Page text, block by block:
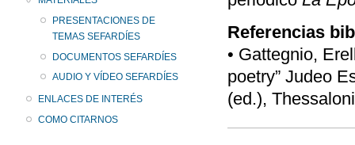
PRESENTACIONES DE
TEMAS SEFARDÍES
DOCUMENTOS SEFARDÍES
AUDIO Y VÍDEO SEFARDÍES
ENLACES DE INTERÉS
COMO CITARNOS
Referencias
• Gattegnio,
poetry” Judeo
(ed.),